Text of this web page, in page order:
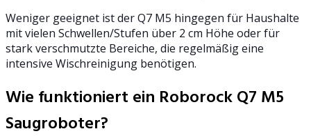
Weniger geeignet ist der Q7 M5 hingegen für Haushalte
mit vielen Schwellen/Stufen über 2 cm Höhe oder für
stark verschmutzte Bereiche, die regelmäßig eine
intensive Wischreinigung benötigen.
Wie funktioniert ein Roborock Q7 M5
Saugroboter?